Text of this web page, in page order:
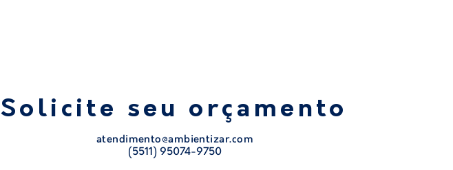
Solicite seu orçamento
atendimento@ambientizar.com
(5511) 95074-9750